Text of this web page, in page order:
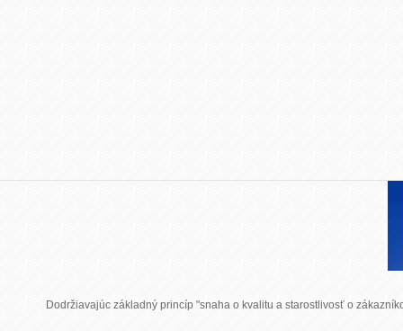
Dodržiavajúc základný princíp "snaha o kvalitu a starostlivosť o